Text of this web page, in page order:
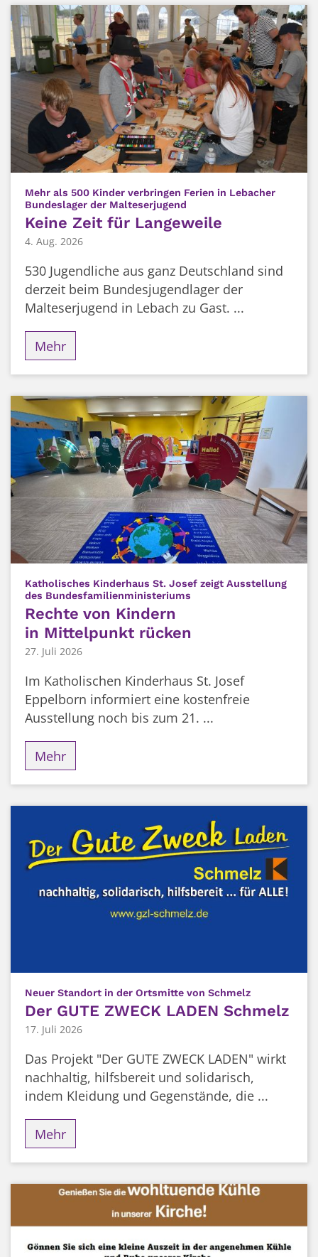
Mehr als 500 Kinder verbringen Ferien in Lebacher
Bundeslager der Malteserjugend
Keine Zeit für Langeweile
4. Aug. 2026
530 Jugendliche aus ganz Deutschland sind
derzeit beim Bundesjugendlager der
Malteserjugend in Lebach zu Gast. ...
Mehr
Katholisches Kinderhaus St. Josef zeigt Ausstellung
des Bundesfamilienministeriums
Rechte von Kindern
in Mittelpunkt rücken
27. Juli 2026
Im Katholischen Kinderhaus St. Josef
Eppelborn informiert eine kostenfreie
Ausstellung noch bis zum 21. ...
Mehr
Neuer Standort in der Ortsmitte von Schmelz:
Der GUTE ZWECK LADEN Schmelz
17. Juli 2026
Das Projekt "Der GUTE ZWECK LADEN" wirkt
nachhaltig, hilfsbereit und solidarisch,
indem Kleidung und Gegenstände, die ...
Mehr